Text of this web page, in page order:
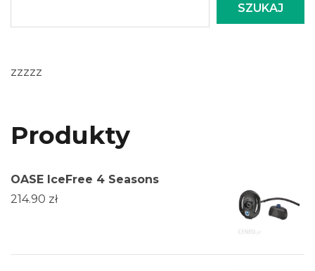
SZUKAJ
zzzzz
Produkty
OASE IceFree 4 Seasons
214.90 zł